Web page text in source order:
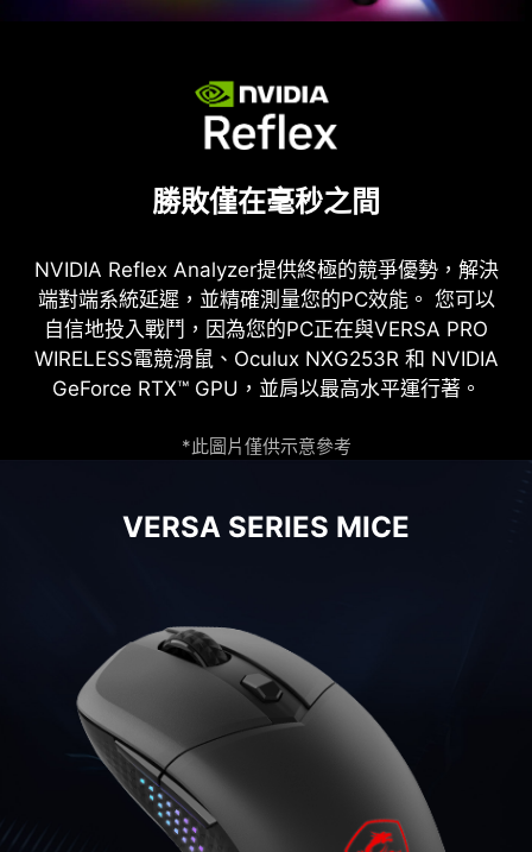
勝敗僅在毫秒之間
NVIDIA Reflex Analyzer提供終極的競爭優勢，解決
端對端系統延遲，並精確測量您的PC效能。 您可以
自信地投入戰鬥，因為您的PC正在與VERSA PRO
WIRELESS電競滑鼠、Oculux NXG253R 和 NVIDIA
GeForce RTX™ GPU，並肩以最高水平運行著。
*此圖片僅供示意參考
VERSA SERIES MICE